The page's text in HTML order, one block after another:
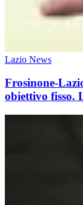
Lazio News
Frosinone-
obiettivo fisso.